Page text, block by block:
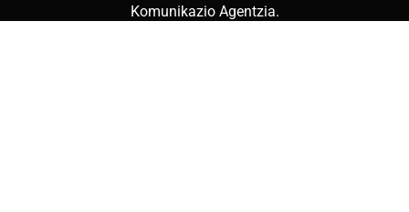
Komunikazio Agentzia.